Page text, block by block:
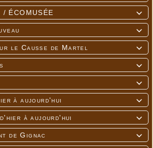

/ ÉCOMUSÉE


le Causse de Martel



à aujourd'hui

à aujourd'hui

de Gignac